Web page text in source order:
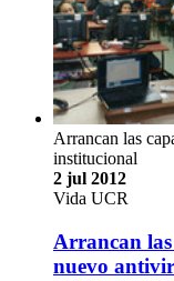
Arrancan las
institucional
2 jul 2012
Vida UCR
Arrancan las
nuevo